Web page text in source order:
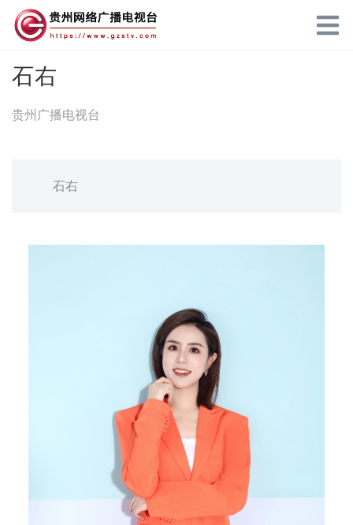
石右
贵州广播电视台
石右